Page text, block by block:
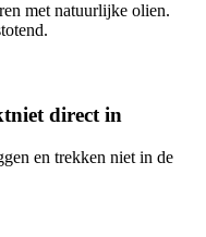
met natuurlijke olien.
niet direct in
en trekken niet in de